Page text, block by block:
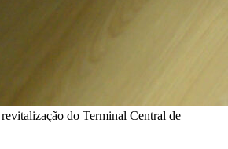
do Terminal Central de